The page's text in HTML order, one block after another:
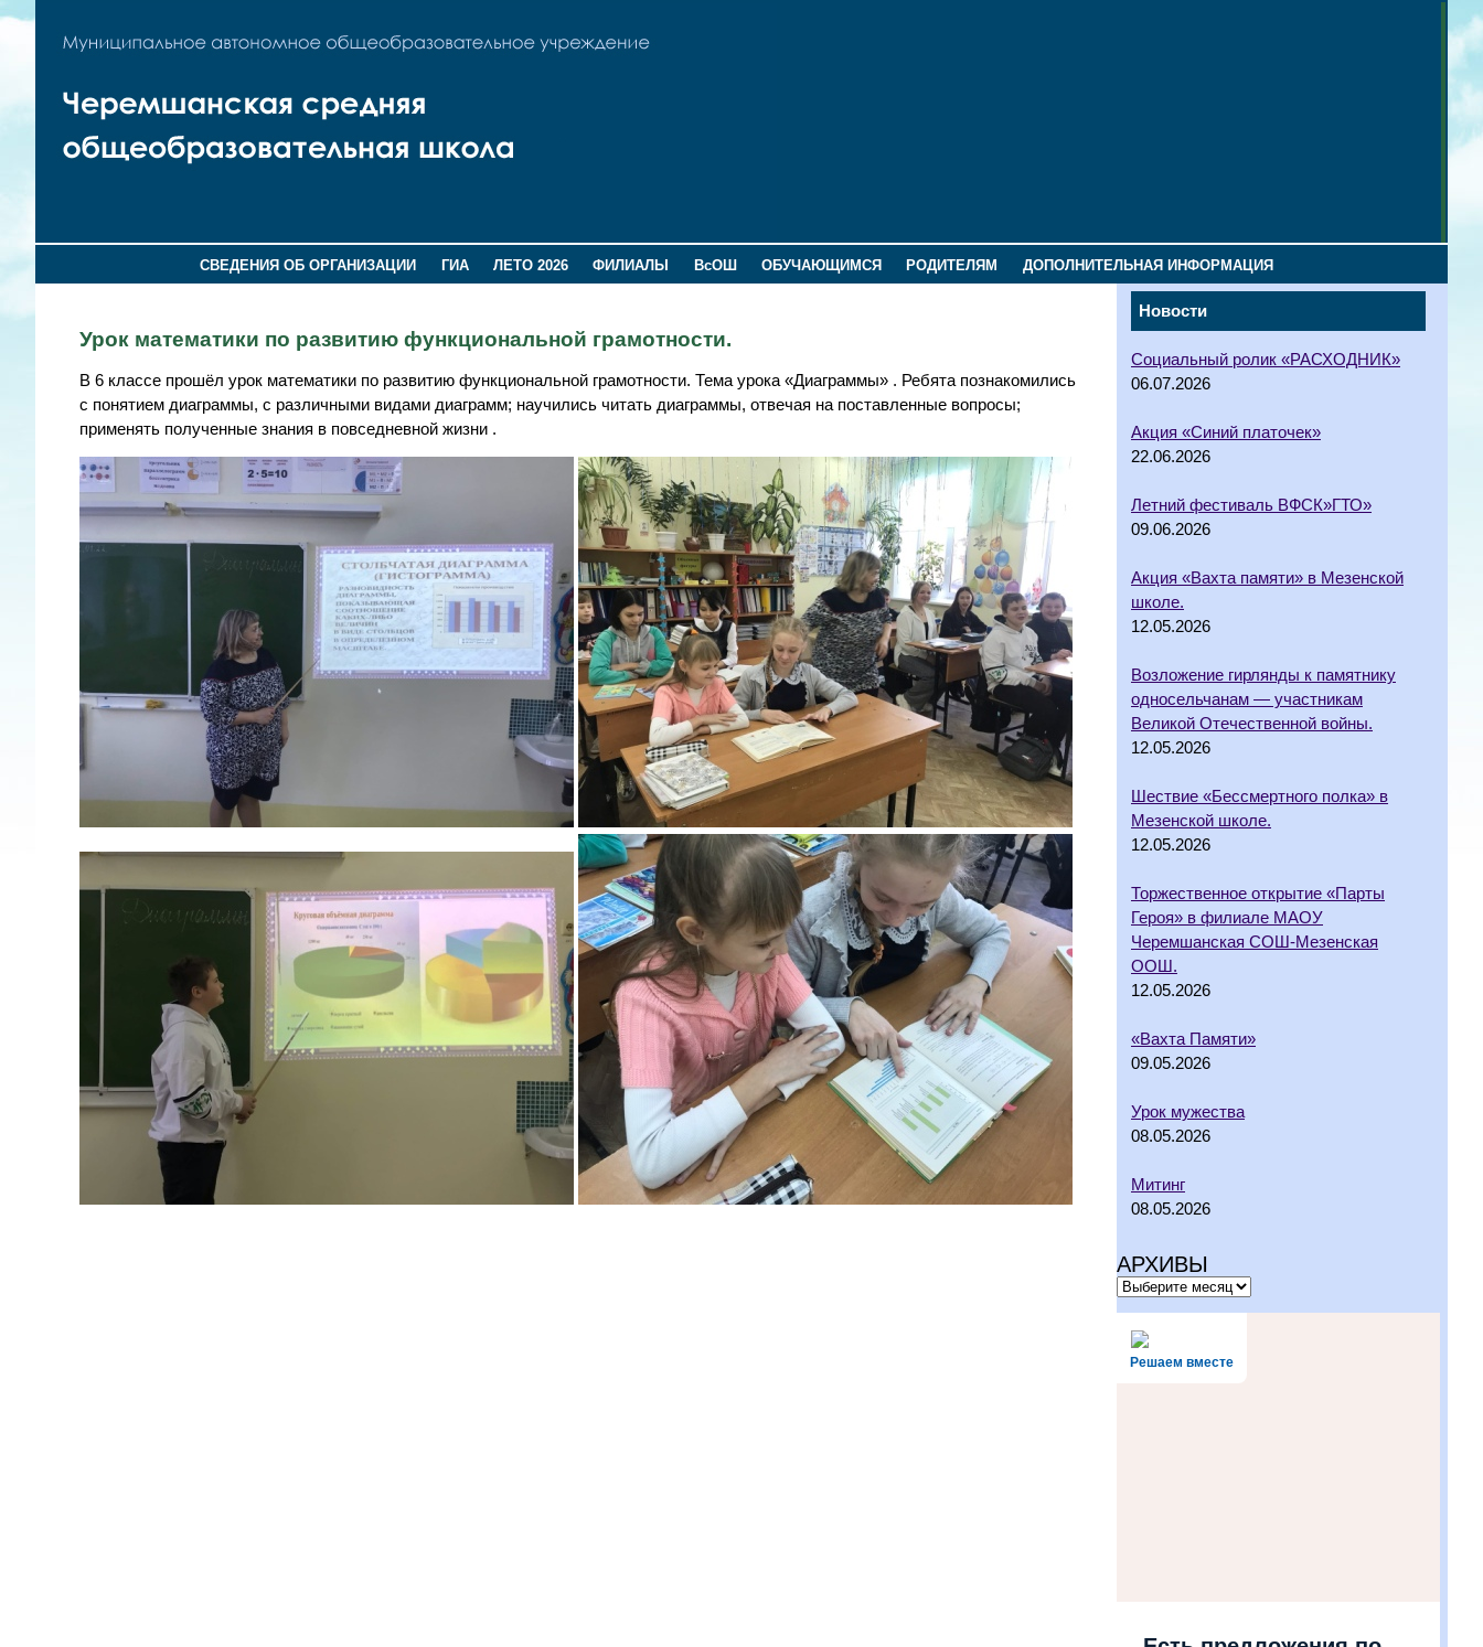
СВЕДЕНИЯ ОБ ОРГАНИЗАЦИИ ГИА ЛЕТО 2026 ФИЛИАЛЫ ВсОШ ОБУЧАЮЩИМСЯ РОДИТЕЛЯМ ДОПОЛНИТЕЛЬНАЯ ИНФОРМАЦИЯ
Новости
Социальный ролик «РАСХОДНИК»
06.07.2026
Акция «Синий платочек»
22.06.2026
Летний фестиваль ВФСК»ГТО»
09.06.2026
Акция «Вахта памяти» в Мезенской
школе.
12.05.2026
Возложение гирлянды к памятнику
односельчанам — участникам
Великой Отечественной войны.
12.05.2026
Шествие «Бессмертного полка» в
Мезенской школе.
12.05.2026
Торжественное открытие «Парты
Героя» в филиале МАОУ
Черемшанская СОШ-Мезенская
ООШ.
12.05.2026
«Вахта Памяти»
09.05.2026
Урок мужества
08.05.2026
Митинг
08.05.2026
АРХИВЫ
Решаем вместе
Урок математики по развитию функциональной грамотности.
В 6 классе прошёл урок математики по развитию функциональной грамотности. Тема урока «Диаграммы» . Ребята познакомились
с понятием диаграммы, с различными видами диаграмм; научились читать диаграммы, отвечая на поставленные вопросы;
применять полученные знания в повседневной жизни .